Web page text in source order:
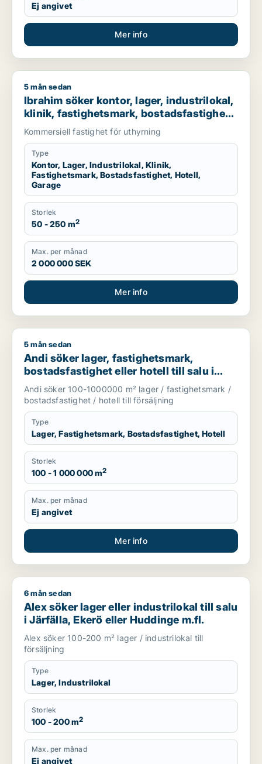
Ej angivet
Mer info
Ibrahim söker kontor, lager, industrilokal, klinik,
5 mån sedan
Ibrahim söker kontor, lager, industrilokal,
klinik, fastighetsmark, bostadsfastighet,
hotell eller garage till salu i Stockholms
Kommersiell fastighet för uthyrning
Type
Kontor, Lager, Industrilokal, Klinik,
Fastighetsmark, Bostadsfastighet, Hotell,
Garage
Storlek
50 - 250 m2
Max. per månad
2 000 000 SEK
Mer info
Andi söker lager, fastighetsmark, bostadsfastighet eller
5 mån sedan
Andi söker lager, fastighetsmark,
bostadsfastighet eller hotell till salu i
Stockholms län
Andi söker 100-1000000 m² lager / fastighetsmark /
bostadsfastighet / hotell till försäljning
Type
Lager, Fastighetsmark, Bostadsfastighet, Hotell
Storlek
100 - 1 000 000 m2
Max. per månad
Ej angivet
Mer info
Alex söker lager eller industrilokal till salu i Järfälla, Ekerö
6 mån sedan
Alex söker lager eller industrilokal till salu
i Järfälla, Ekerö eller Huddinge m.fl.
Alex söker 100-200 m² lager / industrilokal till
försäljning
Type
Lager, Industrilokal
Storlek
100 - 200 m2
Max. per månad
Ej angivet